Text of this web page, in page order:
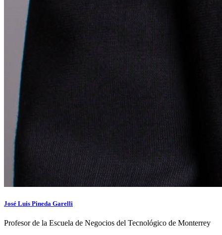
José Luis Pineda Garelli
Profesor de la Escuela de Negocios del Tecnológico de Monterrey